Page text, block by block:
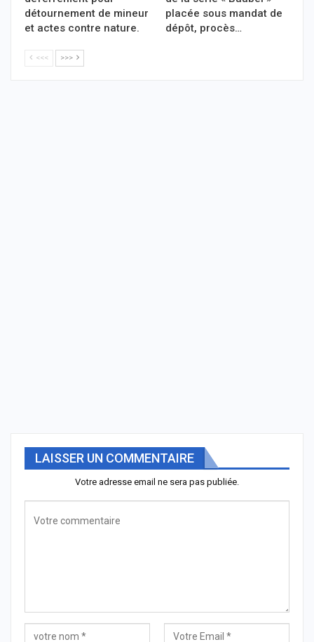
détournement de mineur
et actes contre nature.
placée sous mandat de
dépôt, procès…
<<< >>>
LAISSER UN COMMENTAIRE
Votre adresse email ne sera pas publiée.